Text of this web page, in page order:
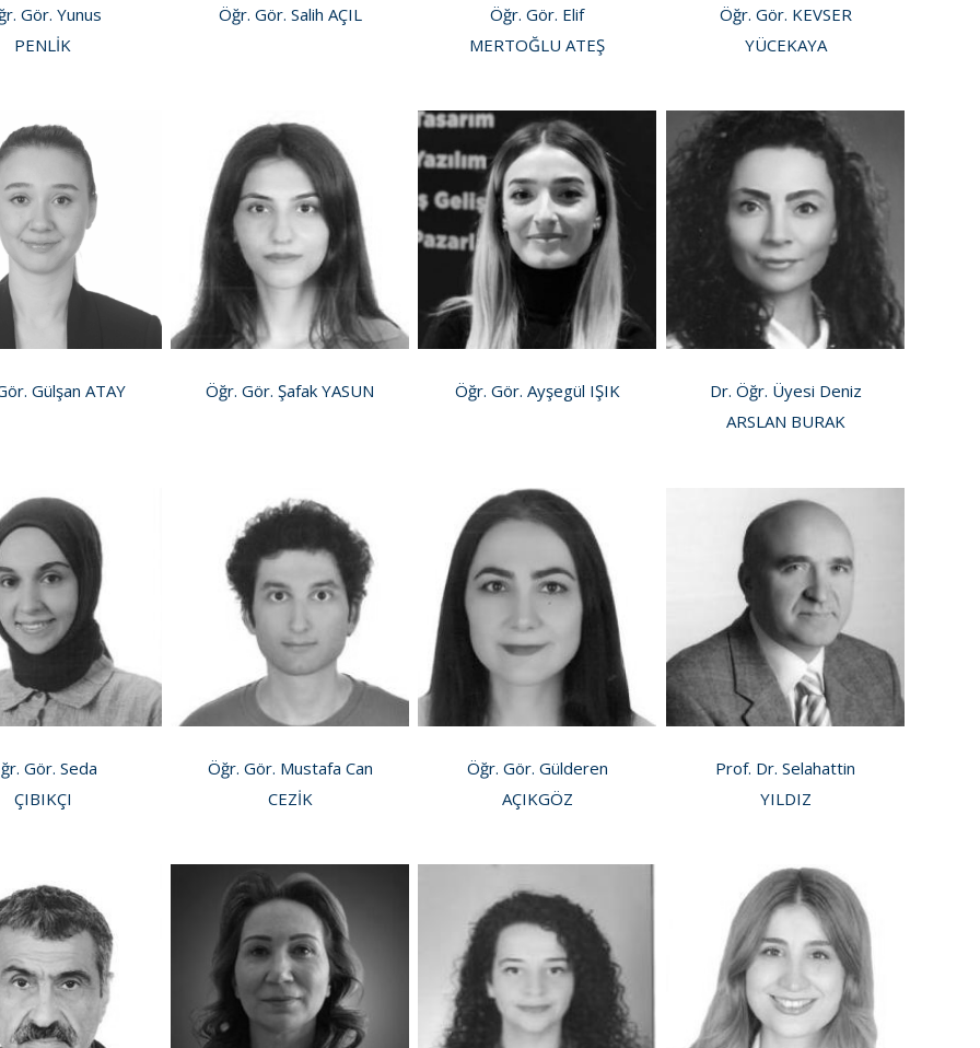
Gör. Yunus
PENLİK
Öğr. Gör. Salih AÇIL
Öğr. Gör. Elif
MERTOĞLU ATEŞ
Öğr. Gör. KEVSER
YÜCEKAYA
Gülşan ATAY Öğr. Gör. Şafak YASUN Öğr. Gör. Ayşegül IŞIK
Dr. Öğr. Üyesi Deniz
ARSLAN BURAK
Gör. Seda
ÇIBIKÇI
Öğr. Gör. Mustafa Can
CEZİK
Öğr. Gör. Gülderen
AÇIKGÖZ
Prof. Dr. Selahattin
YILDIZ